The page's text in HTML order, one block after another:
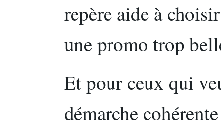
repère aide à
une promo trop
Et pour ceux qui
démarche